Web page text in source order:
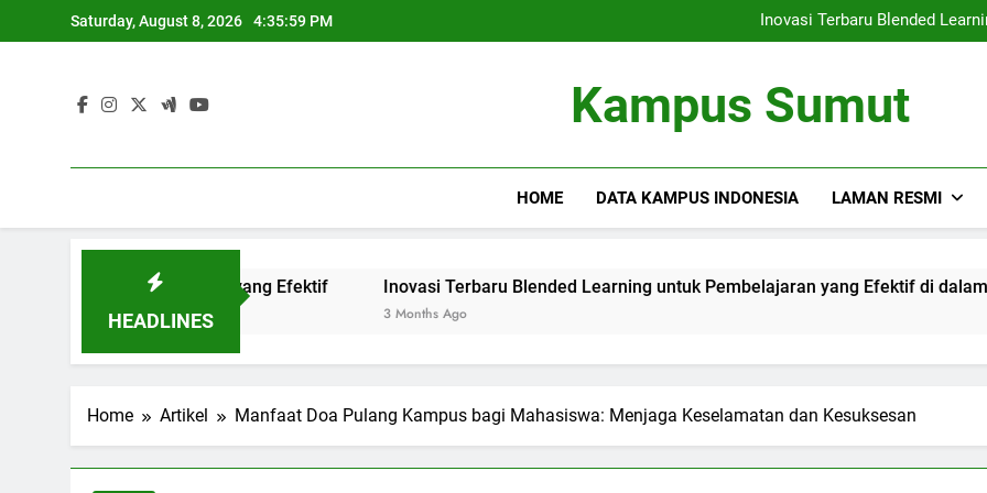
to
Saturday, August 8, 2026 4:36:00 PM
Inovasi Terbaru Blended
Mengintegrasikan
Inovasi Terbaru Blended
Mengintegrasikan
Kampus Sumut
HOME DATA KAMPUS INDONESIA LAMAN RESMI
HEADLINES
Link and Match yang Efektif Inovasi Terbaru Blended Learning untuk Pembelajaran yang Efektif di dalam
Home Artikel Manfaat Doa Pulang Kampus bagi Mahasiswa: Menjaga Keselamatan dan Kesuksesan